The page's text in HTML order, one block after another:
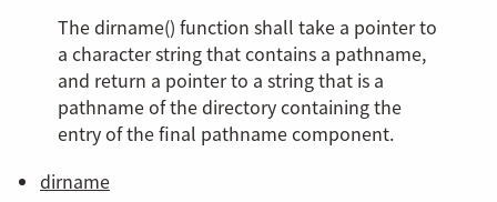
The dirname() function shall take a pointer to
a character string that contains a pathname,
and return a pointer to a string that is a
pathname of the directory containing the
entry of the final pathname component.
dirname